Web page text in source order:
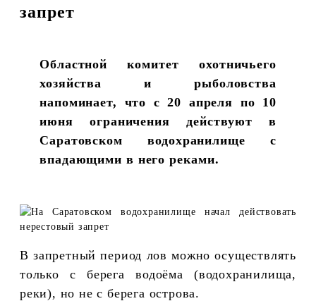
запрет
Областной комитет охотничьего
хозяйства и рыболовства
напоминает, что с 20 апреля по 10
июня ограничения действуют в
Саратовском водохранилище с
впадающими в него реками.
В запретный период лов можно осуществлять
только с берега водоёма (водохранилища,
реки), но не с берега острова.